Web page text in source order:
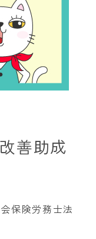
善助成
保険労務士法